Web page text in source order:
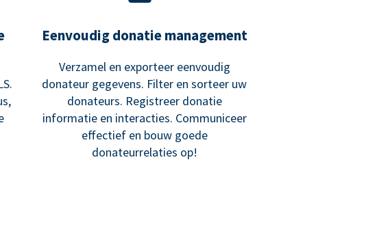
Eenvoudig donatie management
Verzamel en exporteer eenvoudig
donateur gegevens. Filter en sorteer uw
donateurs. Registreer donatie
informatie en interacties. Communiceer
effectief en bouw goede
donateurrelaties op!